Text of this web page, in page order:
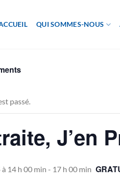
QUI SOMMES-NOUS
passé.
J’en
14 h 00 min - 17 h 00 min